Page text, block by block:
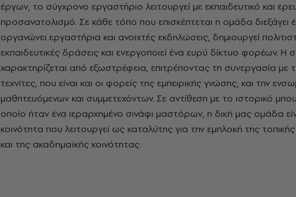
έργων, το σύγχρονο εργαστήριο λειτουργεί με εκπαιδευτικό και
προσανατολισμό. Σε κάθε τόπο που επισκέπτεται η ομάδα διεξάγει
οργανώνει εργαστήρια και ανοιχτές εκδηλώσεις, δημιουργεί
εκπαιδευτικές δράσεις και ενεργοποιεί ένα ευρύ δίκτυο φορέων. Η
χαρακτηρίζεται από εξωστρέφεια, επιτρέποντας τη συνεργασία με
τεχνίτες, που είναι και οι φορείς της εμπειρικής γνώσης, και την
μαθητευόμενων και συμμετεχόντων. Σε αντίθεση με το ιστορικό
οποίο ήταν ένα ιεραρχημένο σινάφι μαστόρων, η δική μας ομάδα
κοινότητα που λειτουργεί ως καταλύτης για την εμπλοκή της
και της ακαδημαϊκής κοινότητας.